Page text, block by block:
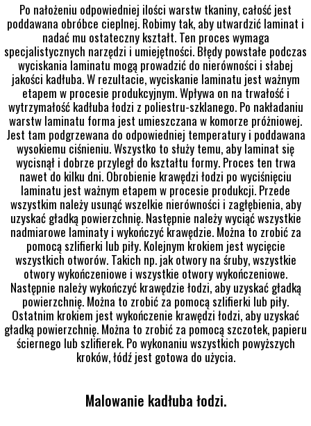
Po nałożeniu odpowiedniej ilości warstw tkaniny, całość jest
poddawana obróbce cieplnej. Robimy tak, aby utwardzić laminat i
nadać mu ostateczny kształt. Ten proces wymaga
specjalistycznych narzędzi i umiejętności. Błędy powstałe podczas
wyciskania laminatu mogą prowadzić do nierówności i słabej
jakości kadłuba. W rezultacie, wyciskanie laminatu jest ważnym
etapem w procesie produkcyjnym. Wpływa on na trwałość i
wytrzymałość kadłuba łodzi z poliestru-szklanego. Po nakładaniu
warstw laminatu forma jest umieszczana w komorze próżniowej.
Jest tam podgrzewana do odpowiedniej temperatury i poddawana
wysokiemu ciśnieniu. Wszystko to służy temu, aby laminat się
wycisnął i dobrze przyległ do kształtu formy. Proces ten trwa
nawet do kilku dni. Obrobienie krawędzi łodzi po wyciśnięciu
laminatu jest ważnym etapem w procesie produkcji. Przede
wszystkim należy usunąć wszelkie nierówności i zagłębienia, aby
uzyskać gładką powierzchnię. Następnie należy wyciąć wszystkie
nadmiarowe laminaty i wykończyć krawędzie. Można to zrobić za
pomocą szlifierki lub piły. Kolejnym krokiem jest wycięcie
wszystkich otworów. Takich np. jak otwory na śruby, wszystkie
otwory wykończeniowe i wszystkie otwory wykończeniowe.
Następnie należy wykończyć krawędzie łodzi, aby uzyskać gładką
powierzchnię. Można to zrobić za pomocą szlifierki lub piły.
Ostatnim krokiem jest wykończenie krawędzi łodzi, aby uzyskać
gładką powierzchnię. Można to zrobić za pomocą szczotek, papieru
ściernego lub szlifierek. Po wykonaniu wszystkich powyższych
kroków, łódź jest gotowa do użycia.
Malowanie kadłuba łodzi.